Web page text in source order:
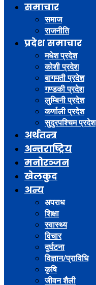
समाचार
समाज
राजनीति
प्रदेश समाचार
मधेश प्रदेश
कोशी प्रदेश
बागमती प्रदेश
गण्डकी प्रदेश
लुम्बिनी प्रदेश
कर्णाली प्रदेश
सुदुरपश्चिम प्रदेश
अर्थतन्त्र
अन्तराष्ट्रिय
मनोरञ्जन
खेलकुद
अन्य
अपराध
शिक्षा
स्वास्थ्य
विचार
दुर्घटना
विज्ञान/प्राविधि
कृषि
जीवन शैली